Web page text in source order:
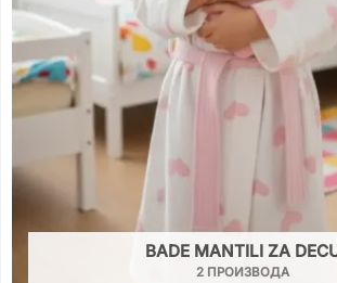
BADE MANTILI ZA
2 ПРОИЗВОДА